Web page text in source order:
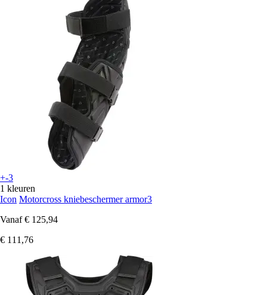
+-3
1 kleuren
Icon Motorcross kniebeschermer armor3
Vanaf € 125,94
€ 111,76